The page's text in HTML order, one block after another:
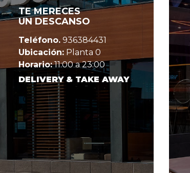
TE MERECES
UN DESCANSO
Teléfono. 936384431
Ubicación: Planta 0
Horario:11:00 a 23:00
DELIVERY & TAKE AWAY